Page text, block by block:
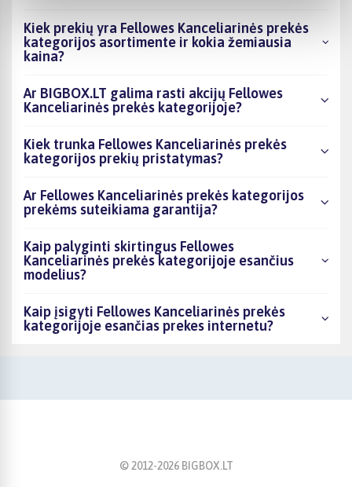
Kiek prekių yra Fellowes Kanceliarinės prekės
kategorijos asortimente ir kokia žemiausia
kaina?
Ar BIGBOX.LT galima rasti akcijų Fellowes
Kanceliarinės prekės kategorijoje?
Kiek trunka Fellowes Kanceliarinės prekės
kategorijos prekių pristatymas?
Ar Fellowes Kanceliarinės prekės kategorijos
prekėms suteikiama garantija?
Kaip palyginti skirtingus Fellowes
Kanceliarinės prekės kategorijoje esančius
modelius?
Kaip įsigyti Fellowes Kanceliarinės prekės
kategorijoje esančias prekes internetu?
© 2012-2026BIGBOX.LT